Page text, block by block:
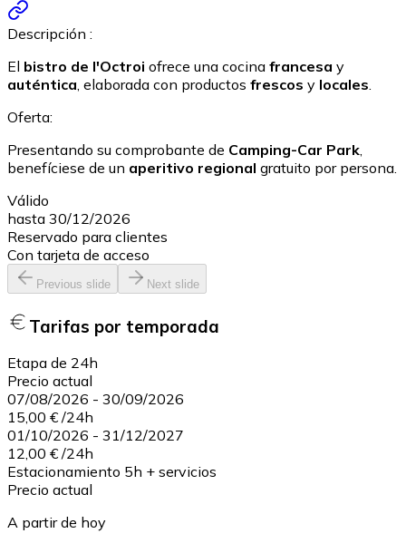
Descripción :
El bistro de l'Octroi ofrece una cocina francesa y
auténtica , elaborada con productos frescos y locales
Oferta:
Presentando su comprobante de Camping-Car Park
benefíciese de un aperitivo regional gratuito por persona.
Válido
hasta 30/12/2026
Reservado para clientes
Con tarjeta de acceso
Previous slide Next slide
Tarifas por temporada
Etapa de 24h
Precio actual
07/08/2026 - 30/09/2026
15,00 € /24h
01/10/2026 - 31/12/2027
12,00 € /24h
Estacionamiento 5h + servicios
Precio actual
A partir de hoy